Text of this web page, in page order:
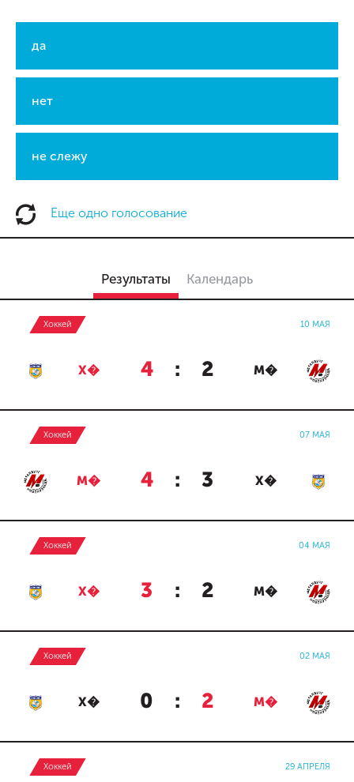
да
нет
не слежу
Еще одно голосование
Результаты Календарь
Хоккей 10 МАЯ
Х� 4 : 2 М�
Хоккей 07 МАЯ
М� 4 : 3 Х�
Хоккей 04 МАЯ
Х� 3 : 2 М�
Хоккей 02 МАЯ
Х� 0 : 2 М�
Хоккей 29 АПРЕЛЯ